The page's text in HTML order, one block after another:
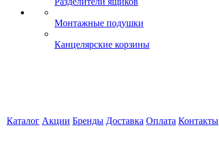
Монтажные подушки
Канцелярские корзины
Каталог Акции Бренды Доставка Оплата Контакты